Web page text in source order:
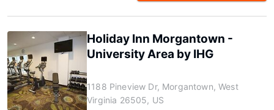
Holiday Inn Morgantown -
University Area by IHG
1188 Pineview Dr, Morgantown, West
Virginia 26505, US